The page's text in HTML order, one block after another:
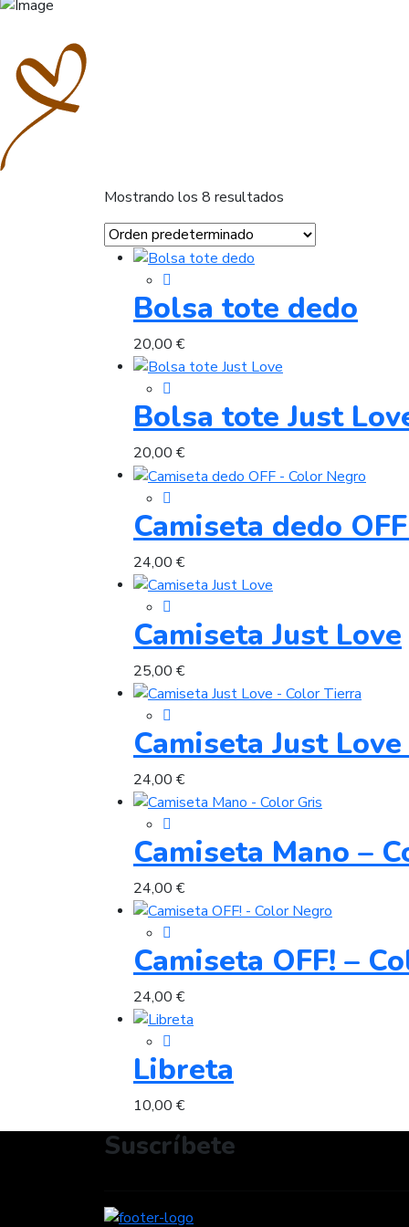
Mostrando los 8 resultados
Bolsa tote dedo
20,00 €
Bolsa tote Just
20,00 €
Camiseta dedo
24,00 €
Camiseta Just Love
25,00 €
Camiseta Just
24,00 €
Camiseta Mano –
24,00 €
Camiseta OFF! –
24,00 €
Libreta
10,00 €
Suscríbete